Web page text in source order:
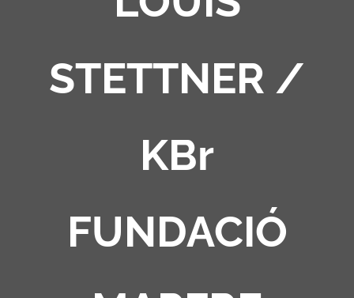
STETTNER /
KBr
FUNDACIÓ